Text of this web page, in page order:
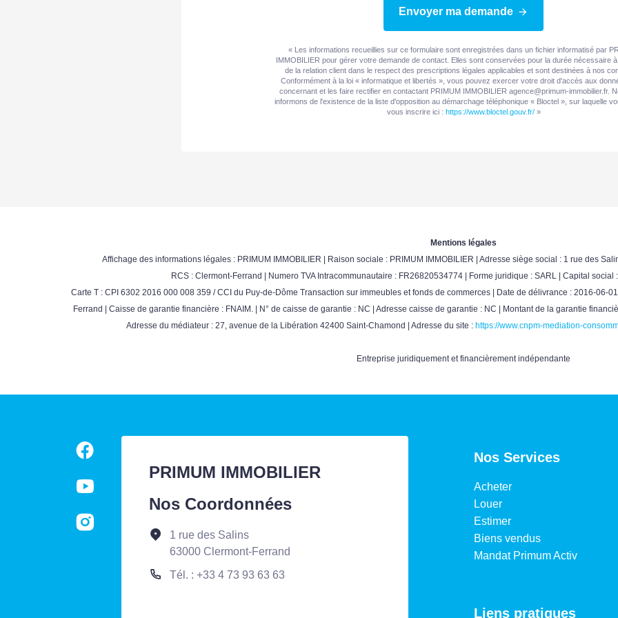
Envoyer ma demande
« Les informations recueillies sur ce formulaire sont enregistrées dans un fichier informatisé par
IMMOBILIER pour gérer votre demande de contact. Elles sont conservées pour la durée nécessaire
de la relation client dans le respect des prescriptions légales applicables et sont destinées à nos
Conformément à la loi « informatique et libertés », vous pouvez exercer votre droit d'accès aux
concernant et les faire rectifier en contactant PRIMUM IMMOBILIER agence@primum-immobilier.fr.
informons de l'existence de la liste d'opposition au démarchage téléphonique « Bloctel », sur laquelle
vous inscrire ici : https://www.bloctel.gouv.fr/»
Mentions légales
Affichage des informations légales : PRIMUM IMMOBILIER | Raison sociale : PRIMUM IMMOBILIER | Adresse siège social : 1 rue des
RCS : Clermont-Ferrand | Numero TVA Intracommunautaire : FR26820534774 | Forme juridique : SARL | Capital
Carte T : CPI 6302 2016 000 008 359 / CCI du Puy-de-Dôme Transaction sur immeubles et fonds de commerces | Date de délivrance : 2016-06-
Ferrand | Caisse de garantie financière : FNAIM. | N° de caisse de garantie : NC | Adresse caisse de garantie : NC | Montant de la garantie
Adresse du médiateur : 27, avenue de la Libération 42400 Saint-Chamond | Adresse du site : https://www.cnpm-mediation-
Entreprise juridiquement et financièrement indépendante
PRIMUM IMMOBILIER
Nos Coordonnées
1 rue des Salins
63000 Clermont-Ferrand
Tél. : +33 4 73 93 63 63
Nos Services
Acheter
Louer
Estimer
Biens vendus
Mandat Primum Activ
Liens pratiques